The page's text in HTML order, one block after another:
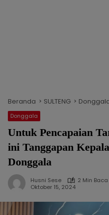
Beranda SULTENG
Donggala
Untuk Pencapaian
ini Tanggapan
Donggala
Husni Sese
2 Min Baca
Oktober 15, 2024